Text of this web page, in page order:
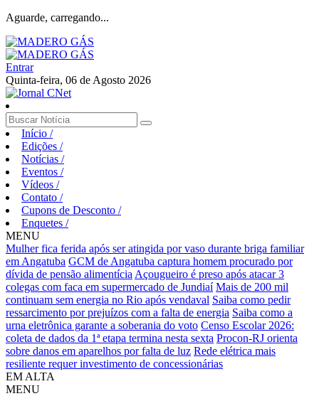
Aguarde, carregando...
Entrar
Quinta-feira, 06 de Agosto 2026
Início /
Edições /
Notícias /
Eventos /
Vídeos /
Contato /
Cupons de Desconto /
Enquetes /
MENU
Mulher fica ferida após ser atingida por vaso durante briga familiar
em Angatuba GCM de Angatuba captura homem procurado por
dívida de pensão alimentícia Açougueiro é preso após atacar 3
colegas com faca em supermercado de Jundiaí Mais de 200 mil
continuam sem energia no Rio após vendaval Saiba como pedir
ressarcimento por prejuízos com a falta de energia Saiba como a
urna eletrônica garante a soberania do voto Censo Escolar 2026:
coleta de dados da 1ª etapa termina nesta sexta Procon-RJ orienta
sobre danos em aparelhos por falta de luz Rede elétrica mais
resiliente requer investimento de concessionárias
EM ALTA
MENU